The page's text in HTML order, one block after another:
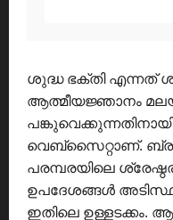
ശുദ്ധ ഭക്തി
ആത്മീയജ്ഞാനം
വെബ്സൈറ്റാണ്.
പരമ്പരയിലെ
ഉപദേശങ്ങൾ
ഇതിലെ ഉള്ളടക്കം.